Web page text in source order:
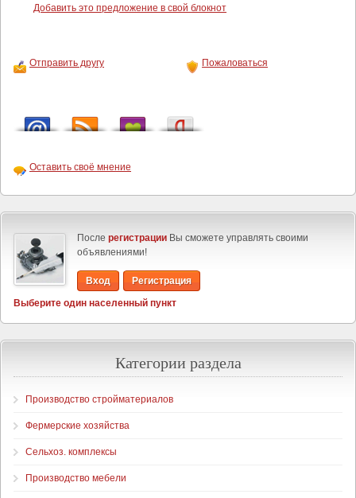
Добавить это предложение в свой блокнот
Отправить другу Пожаловаться
Оставить своё мнение
После регистрации Вы сможете управлять своими
объявлениями!
Вход
Регистрация
Выберите один населенный пункт
Категории раздела
Производство стройматериалов
Фермерские хозяйства
Сельхоз. комплексы
Производство мебели